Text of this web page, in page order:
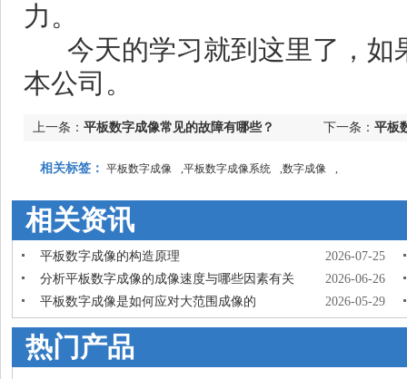
力。
今天的学习就到这里了，如
本公司。
上一条： 平板数字成像常见的故障有哪些？ 下一条： 平板
相关标签： 平板数字成像 ,平板数字成像系统 ,数字成像 ,
相关资讯
2026-07-25
平板数字成像的构造原理
2026-06-26
分析平板数字成像的成像速度与哪些因素有关
2026-05-29
平板数字成像是如何应对大范围成像的
热门产品